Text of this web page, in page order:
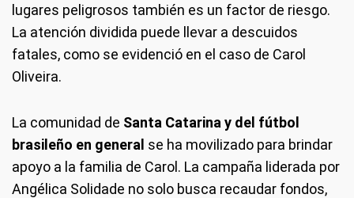
lugares peligrosos también es un factor de riesgo.
La atención dividida puede llevar a descuidos
fatales, como se evidenció en el caso de Carol
Oliveira.
La comunidad de Santa Catarina y del fútbol
brasileño en general se ha movilizado para brindar
apoyo a la familia de Carol. La campaña liderada por
Angélica Solidade no solo busca recaudar fondos,